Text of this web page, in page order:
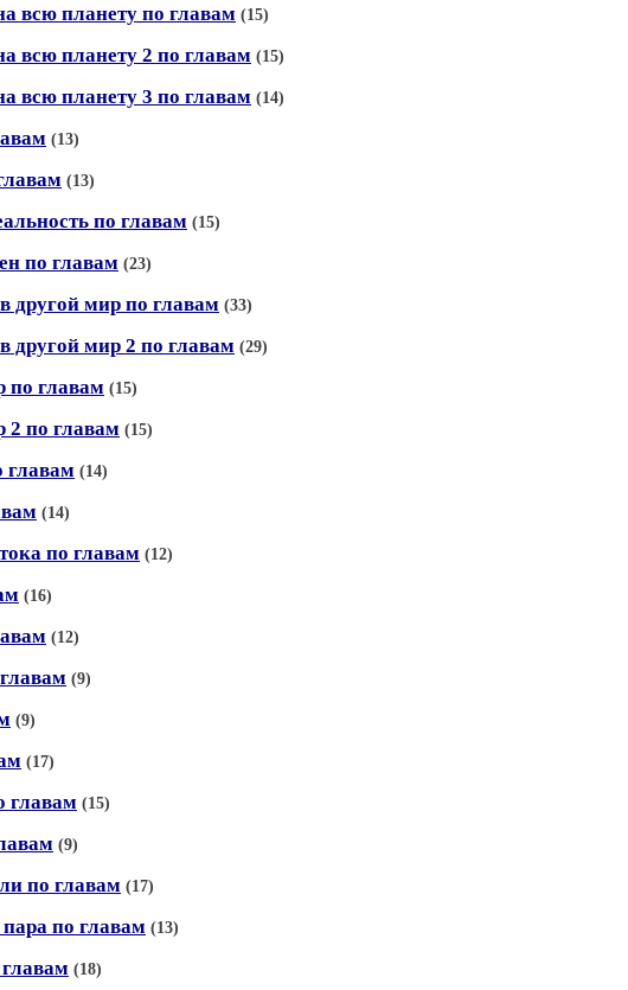
всю планету по главам (15)
всю планету 2 по главам (15)
всю планету 3 по главам (14)
(13)
(13)
по главам (15)
по главам (23)
мир по главам (33)
мир 2 по главам (29)
главам (15)
по главам (15)
главам (14)
(14)
по главам (12)
(16)
(12)
(9)
(9)
(17)
главам (15)
(9)
по главам (17)
по главам (13)
(18)